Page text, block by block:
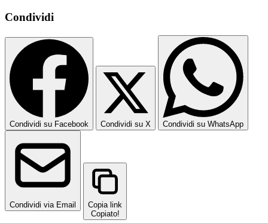
Condividi
Condividi su Facebook Condividi su X Condividi su WhatsApp
Condividi via Email
Copia link
Copiato!